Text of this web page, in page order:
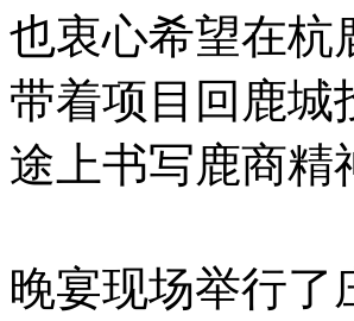
也衷心希望在杭
带着项目回鹿城
途上书写鹿商精
晚宴现场举行了